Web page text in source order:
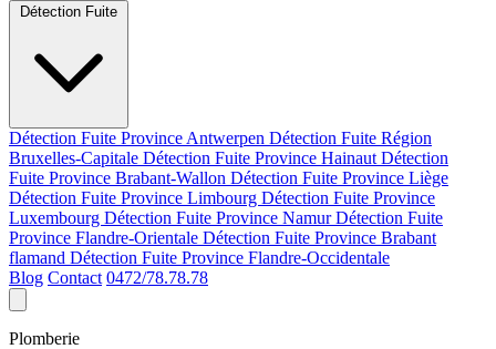
Détection Fuite Province Antwerpen Détection Fuite Région
Bruxelles-Capitale Détection Fuite Province Hainaut Détection
Fuite Province Brabant-Wallon Détection Fuite Province Liège
Détection Fuite Province Limbourg Détection Fuite Province
Luxembourg Détection Fuite Province NamurDétection Fuite
Province Flandre-Orientale Détection Fuite Province Brabant
flamand Détection Fuite Province Flandre-Occidentale
Blog Contact 0472/78.78.78
Plomberie